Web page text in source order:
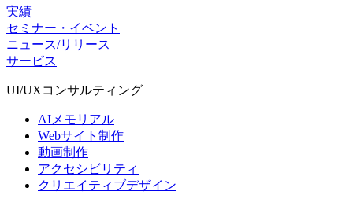
実績
セミナー・イベント
ニュース/リリース
サービス
UI/UXコンサルティング
AIメモリアル
Webサイト制作
動画制作
アクセシビリティ
クリエイティブデザイン